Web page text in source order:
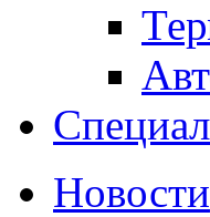
Новости